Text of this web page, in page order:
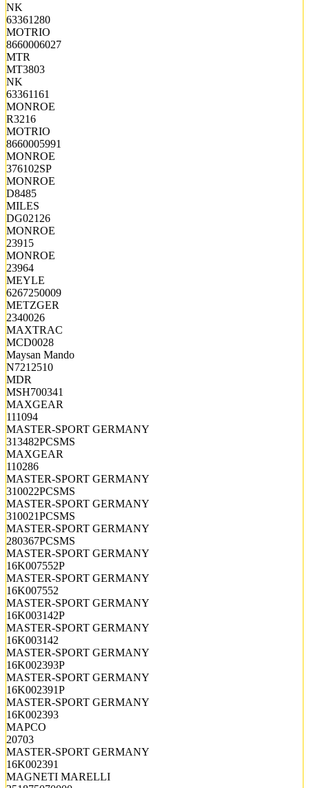
NK
63361280
MOTRIO
8660006027
MTR
MT3803
NK
63361161
MONROE
R3216
MOTRIO
8660005991
MONROE
376102SP
MONROE
D8485
MILES
DG02126
MONROE
23915
MONROE
23964
MEYLE
6267250009
METZGER
2340026
MAXTRAC
MCD0028
Maysan Mando
N7212510
MDR
MSH700341
MAXGEAR
111094
MASTER-SPORT GERMANY
313482PCSMS
MAXGEAR
110286
MASTER-SPORT GERMANY
310022PCSMS
MASTER-SPORT GERMANY
310021PCSMS
MASTER-SPORT GERMANY
280367PCSMS
MASTER-SPORT GERMANY
16K007552P
MASTER-SPORT GERMANY
16K007552
MASTER-SPORT GERMANY
16K003142P
MASTER-SPORT GERMANY
16K003142
MASTER-SPORT GERMANY
16K002393P
MASTER-SPORT GERMANY
16K002391P
MASTER-SPORT GERMANY
16K002393
MAPCO
20703
MASTER-SPORT GERMANY
16K002391
MAGNETI MARELLI